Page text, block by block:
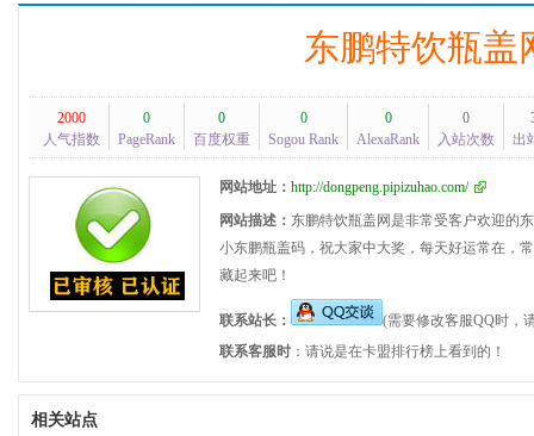
东鹏特饮瓶盖
2000
人气指数
0
PageRank
0
百度权重
0
Sogou Rank
0
AlexaRank
0
入站次数
出
网站地址： http://dongpeng.pipizuhao.com/
网站描述： 东鹏特饮瓶盖网是非常受客户欢迎的
小东鹏瓶盖码，祝大家中大奖，每天好运常在，
藏起来吧！
联系站长：
(需要修改客服QQ时，
联系客服时 ：请说是在卡盟排行榜上看到的！
相关站点